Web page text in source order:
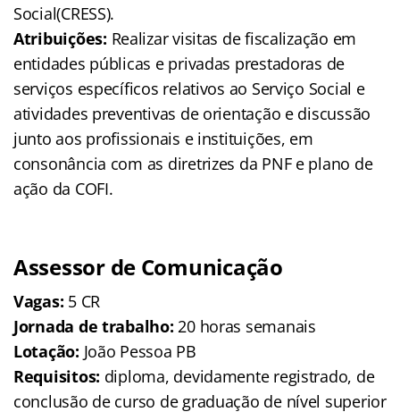
Social(CRESS).
Atribuições: Realizar visitas de fiscalização em
entidades públicas e privadas prestadoras de
serviços específicos relativos ao Serviço Social e
atividades preventivas de orientação e discussão
junto aos profissionais e instituições, em
consonância com as diretrizes da PNF e plano de
ação da COFI.
Assessor de Comunicação
Vagas: 5 CR
Jornada de trabalho: 20 horas semanais
Lotação: João Pessoa PB
Requisitos: diploma, devidamente registrado, de
conclusão de curso de graduação de nível superior